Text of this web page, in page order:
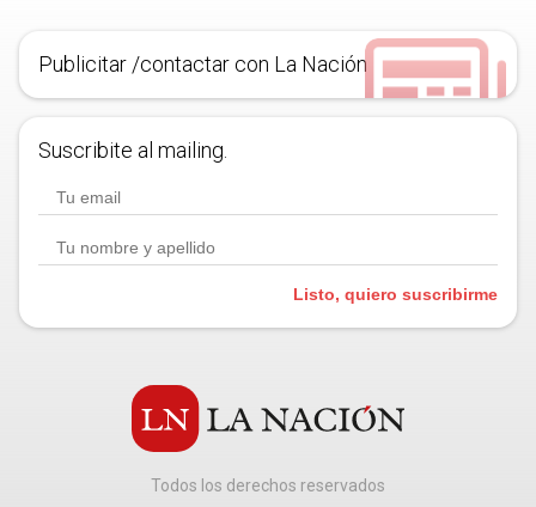
Publicitar /contactar con La Nación
Suscribite al mailing.
Listo, quiero suscribirme
Todos los derechos reservados